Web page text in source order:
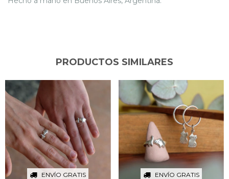
PRODUCTOS SIMILARES
ENVÍO GRATIS ENVÍO GRATIS